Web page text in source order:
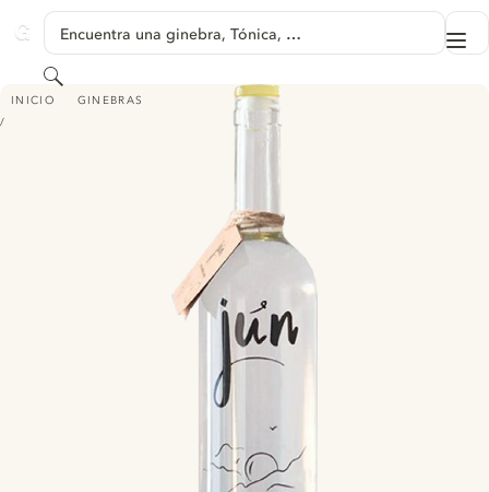
GINVENTORY
Encuentra una ginebra, Tónica, …
Buscar
INICIO GINEBRAS
JUN ARTISANAL LEBANESE GIN